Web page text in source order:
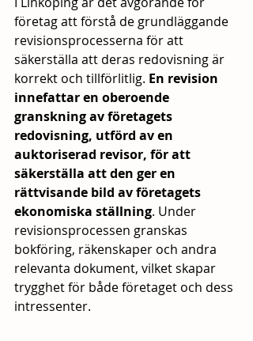
företag att förstå de grundläggande
revisionsprocesserna för att
säkerställa att deras redovisning är
korrekt och tillförlitlig. En revision
innefattar en oberoende
granskning av företagets
redovisning, utförd av en
auktoriserad revisor, för att
säkerställa att den ger en
rättvisande bild av företagets
ekonomiska ställning. Under
revisionsprocessen granskas
bokföring, räkenskaper och andra
relevanta dokument, vilket skapar
trygghet för både företaget och dess
intressenter.